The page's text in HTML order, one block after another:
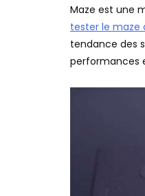
Maze est une
tester le maze
tendance des
performances